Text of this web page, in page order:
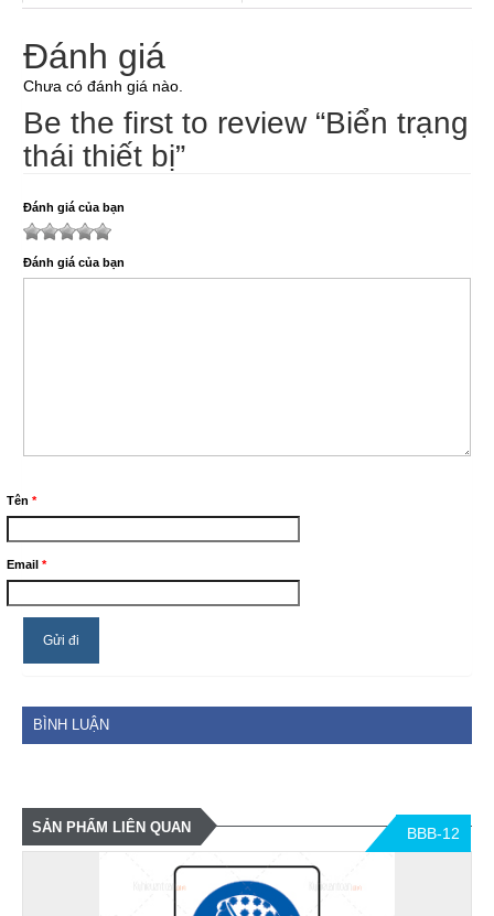
Đánh giá
Chưa có đánh giá nào.
Be the first to review “Biển trạng
thái thiết bị”
Đánh giá của bạn
Đánh giá của bạn
Tên *
Email *
BÌNH LUẬN
SẢN PHẨM LIÊN QUAN BBB-12